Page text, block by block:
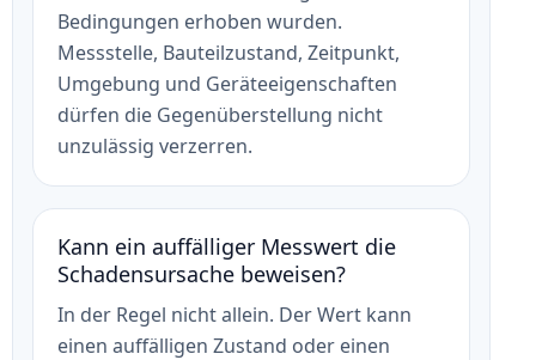
Bedingungen erhoben wurden.
Messstelle, Bauteilzustand, Zeitpunkt,
Umgebung und Geräteeigenschaften
dürfen die Gegenüberstellung nicht
unzulässig verzerren.
Kann ein auffälliger Messwert die
Schadensursache beweisen?
In der Regel nicht allein. Der Wert kann
einen auffälligen Zustand oder einen